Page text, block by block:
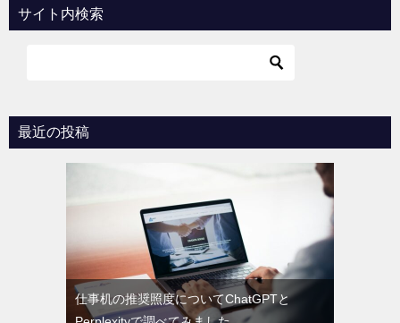
ゲ
ョ
ン
サイト内検索
最近の投稿
仕事机の推奨照度についてChatGPTと